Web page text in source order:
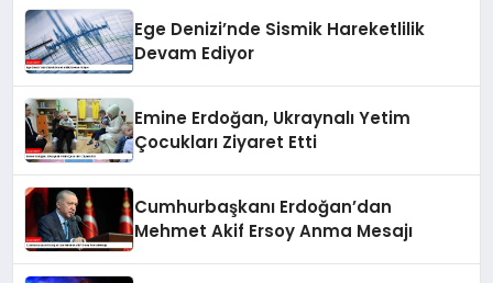
Ege Denizi’nde Sismik Hareketlilik
Devam Ediyor
Emine Erdoğan, Ukraynalı Yetim
Çocukları Ziyaret Etti
Cumhurbaşkanı Erdoğan’dan
Mehmet Akif Ersoy Anma Mesajı